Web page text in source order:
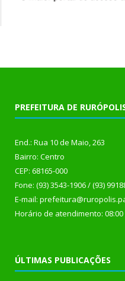
PREFEITURA DE
End.: Rua 10 de Maio, 263
Bairro: Centro
CEP: 68165-000
Fone: (93) 3543-1906 / (93)
E-mail:
Horário de atendimento: 08:00
ÚLTIMAS PUBLICAÇÕES